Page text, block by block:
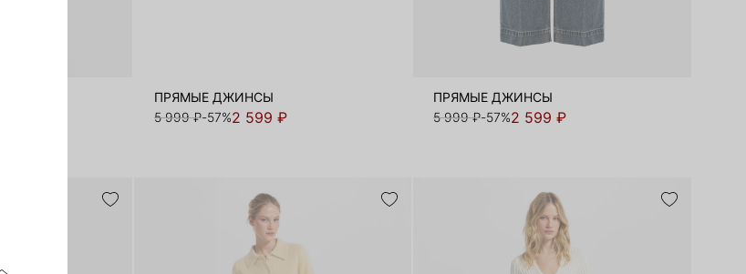
ПРЯМЫЕ ДЖИНСЫ
5 999 ₽-57%2 599 ₽
ПРЯМЫЕ ДЖИНСЫ
5 999 ₽-57%2 599 ₽